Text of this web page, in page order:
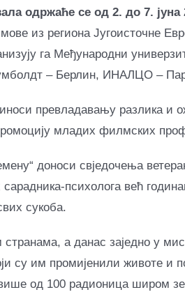
одржаће се од 2. до 7. јуна
из региона Југоисточне
га Међународни
– Берлин, ИНАЛЦО –
превладавању разлика и
младих филмских
доноси свједочења
психолога већ
сукоба.
а данас заједно у
су им промијенили животе и
од 100 радионица широм